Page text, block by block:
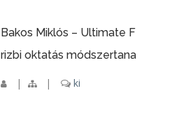
Bakos Miklós – Ultimate F
rizbi oktatás módszertana
| | ki